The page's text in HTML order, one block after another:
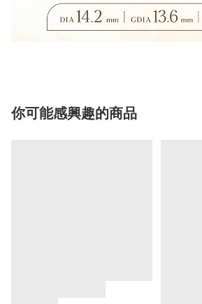
你可能感興趣的商品